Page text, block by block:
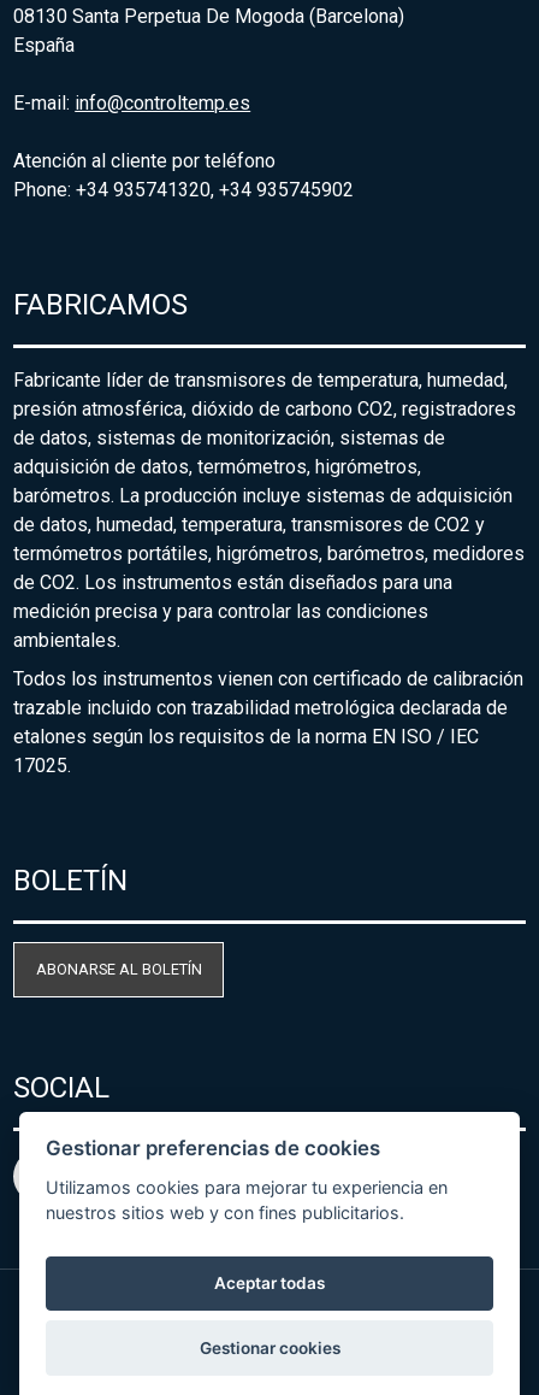
08130 Santa Perpetua De Mogoda (Barcelona)
España
E-mail: info@controltemp.es
Atención al cliente por teléfono
Phone: +34 935741320, +34 935745902
FABRICAMOS
Fabricante líder de transmisores de temperatura, humedad,
presión atmosférica, dióxido de carbono CO2, registradores
de datos, sistemas de monitorización, sistemas de
adquisición de datos, termómetros, higrómetros,
barómetros. La producción incluye sistemas de adquisición
de datos, humedad, temperatura, transmisores de CO2 y
termómetros portátiles, higrómetros, barómetros, medidores
de CO2. Los instrumentos están diseñados para una
medición precisa y para controlar las condiciones
ambientales.
Todos los instrumentos vienen con certificado de calibración
trazable incluido con trazabilidad metrológica declarada de
etalones según los requisitos de la norma EN ISO / IEC
17025.
BOLETÍN
ABONARSE AL BOLETÍN
SOCIAL
bySpaneco
Gestionar preferencias de cookies
Utilizamos cookies para mejorar tu experiencia en
nuestros sitios web y con fines publicitarios.
Aceptar todas
Gestionar cookies